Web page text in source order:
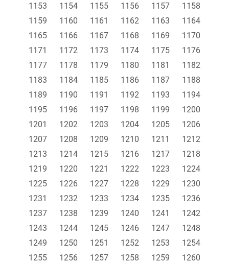
1153 1154 1155 1156 1157
1158
1159
1160 1161 1162 1163
1164
1165
1166 1167 1168 1169
1170
1171
1172 1173 1174 1175
1176
1177
1178 1179 1180 1181
1182
1183
1184 1185 1186 1187
1188
1189
1190 1191 1192 1193
1194
1195
1196 1197 1198 1199
1200
1201
1202 1203 1204 1205
1206
1207
1208 1209 1210 1211
1212
1213
1214 1215 1216 1217
1218
1219
1220 1221 1222 1223
1224
1225
1226 1227 1228 1229
1230
1231
1232 1233 1234 1235
1236
1237
1238 1239 1240 1241
1242
1243
1244 1245 1246 1247
1248
1249
1250 1251 1252 1253
1254
1255
1256 1257 1258 1259
1260